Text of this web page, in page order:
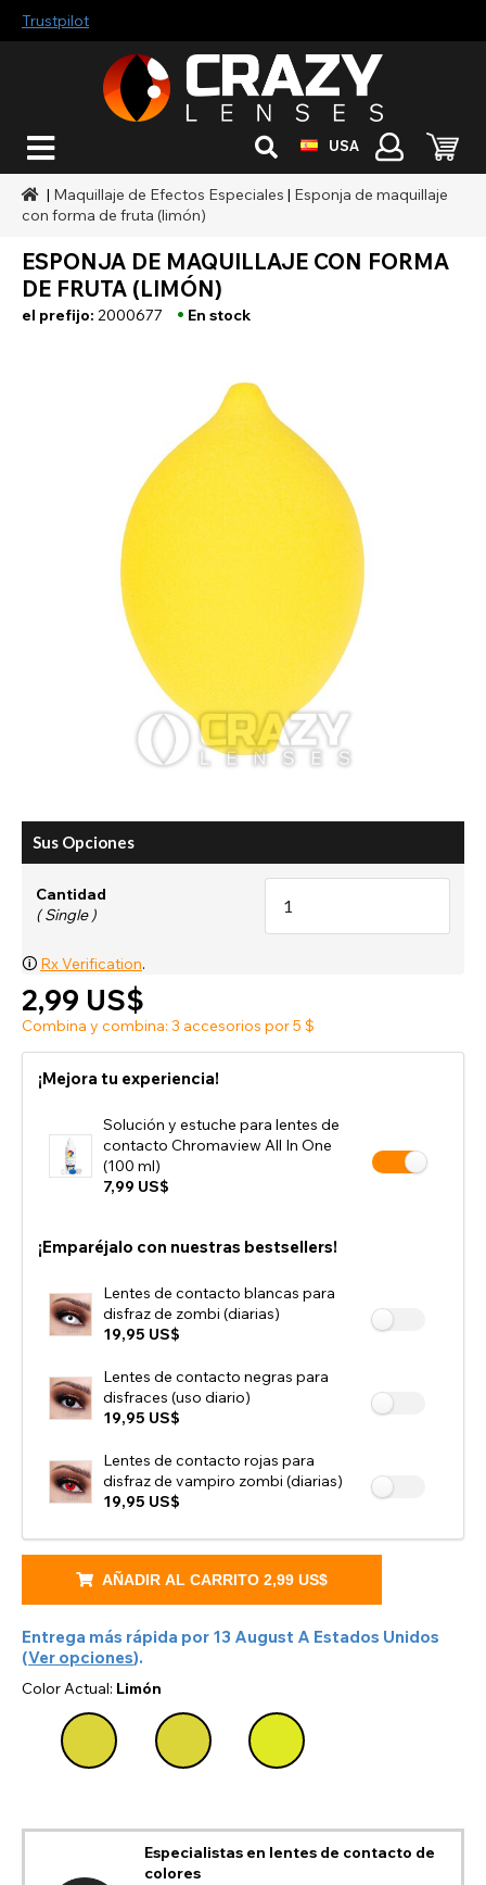
Trustpilot
USA
| Maquillaje de Efectos Especiales | Esponja de maquillaje
con forma de fruta (limón)
ESPONJA DE MAQUILLAJE CON FORMA
DE FRUTA (LIMÓN)
el prefijo: 2000677 • En stock
Sus Opciones
Cantidad
( Single )
🛈 Rx Verification.
2,99 US$
Combina y combina: 3 accesorios por 5 $
¡Mejora tu experiencia!
Solución y estuche para lentes de
contacto Chromaview All In One
(100 ml)
7,99 US$
¡Emparéjalo con nuestras bestsellers!
Lentes de contacto blancas para
disfraz de zombi (diarias)
19,95 US$
Lentes de contacto negras para
disfraces (uso diario)
19,95 US$
Lentes de contacto rojas para
disfraz de vampiro zombi (diarias)
19,95 US$
AÑADIR AL CARRITO 2,99 US$
Entrega más rápida por 13 August A Estados Unidos
(Ver opciones).
Color Actual: Limón
Especialistas en lentes de contacto de
colores